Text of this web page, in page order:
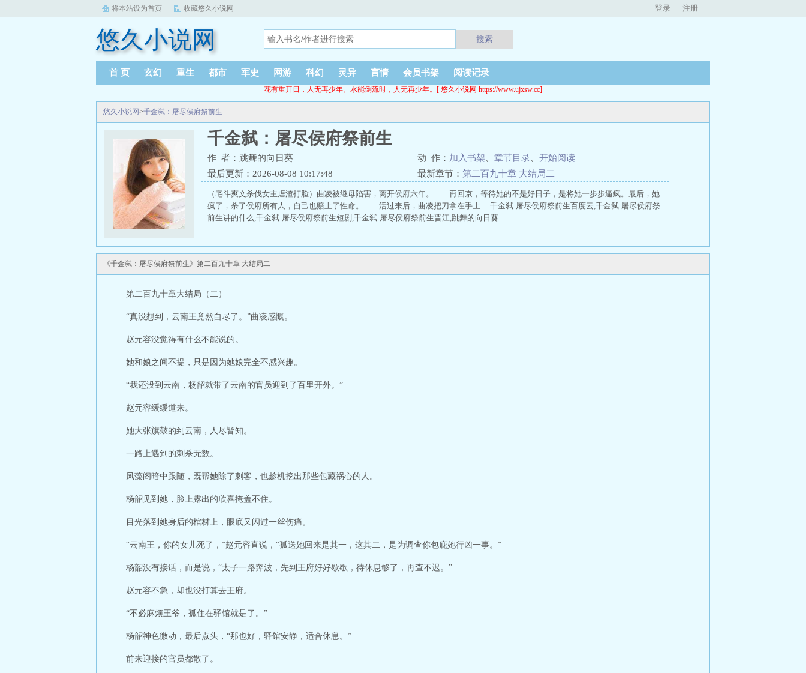
将本站设为首页 收藏悠久小说网 登录 注册
悠久小说网 搜索
首 页 玄幻 重生 都市 军史 网游 科幻 灵异 言情 会员书架 阅读记录
花有重开日，人无再少年。水能倒流时，人无再少年。[ 悠久小说网 https://www.ujxsw.cc]
悠久小说网>千金弑：屠尽侯府祭前生
千金弑：屠尽侯府祭前生
作 者：跳舞的向日葵 动 作： 加入书架 章节目录
开始阅读
最后更新：2026-08-08 10:17:48
最新章节： 第二百九十章 大结局二
（宅斗爽文杀伐女主虐渣打脸）曲凌被继母陷害，离开侯府六年。 再回京，等待她的不是好日子，是将她一步步逼疯。最后，她
疯了，杀了侯府所有人，自己也赔上了性命。 活过来后，曲凌把刀拿在手上… 千金弑:屠尽侯府祭前生百度云,千金弑:屠尽侯府祭
前生讲的什么,千金弑:屠尽侯府祭前生短剧,千金弑:屠尽侯府祭前生晋江,跳舞的向日葵
《千金弑：屠尽侯府祭前生》第二百九十章 大结局二
第二百九十章大结局（二）
“真没想到，云南王竟然自尽了。”曲凌感慨。
赵元容没觉得有什么不能说的。
她和娘之间不提，只是因为她娘完全不感兴趣。
“我还没到云南，杨韶就带了云南的官员迎到了百里开外。”
赵元容缓缓道来。
她大张旗鼓的到云南，人尽皆知。
一路上遇到的刺杀无数。
凤藻阁暗中跟随，既帮她除了刺客，也趁机挖出那些包藏祸心的人。
杨韶见到她，脸上露出的欣喜掩盖不住。
目光落到她身后的棺材上，眼底又闪过一丝伤痛。
“云南王，你的女儿死了，”赵元容直说，“孤送她回来是其一，这其二，是为调查你包庇她行凶一事。”
杨韶没有接话，而是说，“太子一路奔波，先到王府好好歇歇，待休息够了，再查不迟。”
赵元容不急，却也没打算去王府。
“不必麻烦王爷，孤住在驿馆就是了。”
杨韶神色微动，最后点头，“那也好，驿馆安静，适合休息。”
前来迎接的官员都散了。